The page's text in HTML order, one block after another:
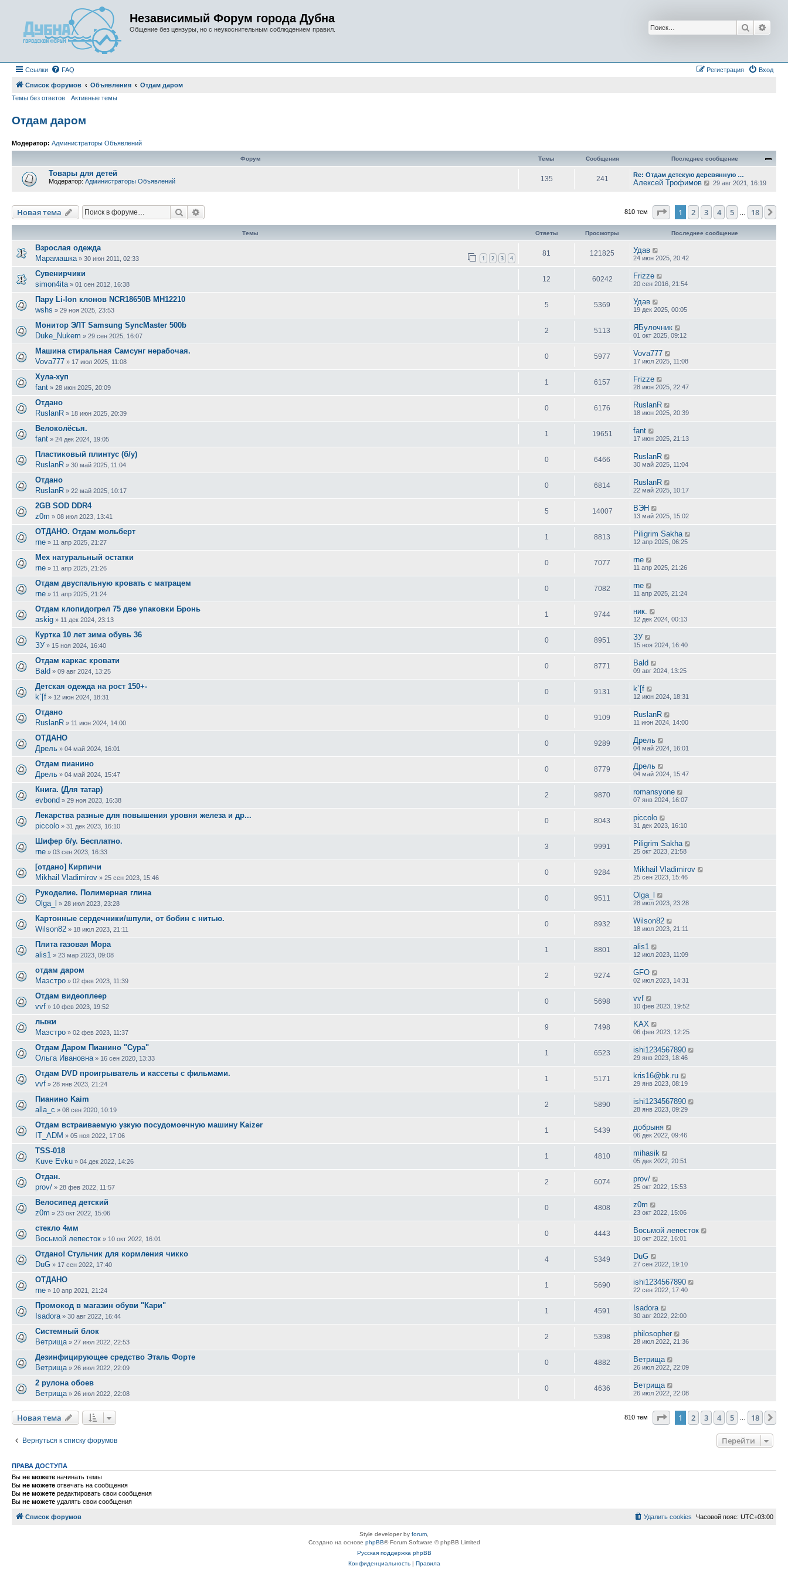
Независимый Форум города Дубна
Общение без цензуры, но с неукоснительным соблюдением правил. Поиск
Ссылки FAQ Вход
Регистрация
Список форумов Объявления
Отдам даром
Темы без ответов
Активные темы
Отдам даром
Модератор: Администраторы Объявлений
Форум Темы Сообщения Последнее сообщение
Товары для детей
Модератор: Администраторы Объявлений 135 241 Re: Отдам детскую деревянную …
Алексей Трофимов
П
т
и
к
е
е
29 авг 2021, 16:19
Новая тема Поиск 810 тем Страница1 из 18
1 2 3 4 5 18
Темы Ответы Просмотры Последнее сообщение
Взрослая одежда
Марамашка » 30 июн 2011, 02:33 1 2 3 4
81 121825 Удав
24 июн 2025, 20:42
Сувенирчики
simon4ita » 01 сен 2012, 16:38
12 60242 Frizze
20 сен 2016, 21:54
Пару Li-Ion клонов NCR18650B MH12210
wshs » 29 ноя 2025, 23:53
5 5369 Удав
19 дек 2025, 00:05
Монитор ЭЛТ Samsung SyncMaster 500b
Duke_Nukem » 29 сен 2025, 16:07
2 5113 ЯБулочник
01 окт 2025, 09:12
Машина стиральная Самсунг нерабочая.
Vova777 » 17 июл 2025, 11:08
0 5977 Vova777
17 июл 2025, 11:08
Хула-хуп
fant » 28 июн 2025, 20:09
1 6157 Frizze
28 июн 2025, 22:47
Отдано
RuslanR » 18 июн 2025, 20:39
0 6176 RuslanR
18 июн 2025, 20:39
Велоколёсья.
fant » 24 дек 2024, 19:05
1 19651 fant
17 июн 2025, 21:13
Пластиковый плинтус (б/у)
RuslanR » 30 май 2025, 11:04
0 6466 RuslanR
30 май 2025, 11:04
Отдано
RuslanR » 22 май 2025, 10:17
0 6814 RuslanR
22 май 2025, 10:17
2GB SOD DDR4
z0m » 08 июл 2023, 13:41
5 14007 ВЭН
13 май 2025, 15:02
ОТДАНО. Отдам мольберт
rne » 11 апр 2025, 21:27
1 8813 Piligrim Sakha
12 апр 2025, 06:25
Мех натуральный остатки
rne » 11 апр 2025, 21:26
0 7077 rne
11 апр 2025, 21:26
Отдам двуспальную кровать с матрацем
rne » 11 апр 2025, 21:24
0 7082 rne
11 апр 2025, 21:24
Отдам клопидогрел 75 две упаковки Бронь
askig » 11 дек 2024, 23:13
1 9744 ник.
12 дек 2024, 00:13
Куртка 10 лет зима обувь 36
ЗУ » 15 ноя 2024, 16:40
0 8951 ЗУ
15 ноя 2024, 16:40
Отдам каркас кровати
Bald » 09 авг 2024, 13:25
0 8771 Bald
09 авг 2024, 13:25
Детская одежда на рост 150+-
k`[f » 12 июн 2024, 18:31
0 9131 k`[f
12 июн 2024, 18:31
Отдано
RuslanR » 11 июн 2024, 14:00
0 9109 RuslanR
11 июн 2024, 14:00
ОТДАНО
Дрель » 04 май 2024, 16:01
0 9289 Дрель
04 май 2024, 16:01
Отдам пианино
Дрель » 04 май 2024, 15:47
0 8779 Дрель
04 май 2024, 15:47
Книга. (Для татар)
evbond » 29 ноя 2023, 16:38
2 9870 romansyone
07 янв 2024, 16:07
Лекарства разные для повышения уровня железа и др...
piccolo » 31 дек 2023, 16:10
0 8043 piccolo
31 дек 2023, 16:10
Шифер б/у. Бесплатно.
rne » 03 сен 2023, 16:33
3 9991 Piligrim Sakha
25 окт 2023, 21:58
[отдано] Кирпичи
Mikhail Vladimirov » 25 сен 2023, 15:46
0 9284 Mikhail Vladimirov
25 сен 2023, 15:46
Рукоделие. Полимерная глина
Olga_l
» 28 июл 2023, 23:28
0 9511 Olga_l
28 июл 2023, 23:28
Картонные сердечники/шпули, от бобин с нитью.
Wilson82 » 18 июл 2023, 21:11
0 8932 Wilson82
18 июл 2023, 21:11
Плита газовая Мора
alis1 » 23 мар 2023, 09:08
1 8801 alis1
12 июл 2023, 11:09
отдам даром
Маэстро » 02 фев 2023, 11:39
2 9274 GFO
02 июл 2023, 14:31
Отдам видеоплеер
vvf » 10 фев 2023, 19:52
0 5698 vvf
10 фев 2023, 19:52
лыжи
Маэстро » 02 фев 2023, 11:37
9 7498 KAX
06 фев 2023, 12:25
Отдам Даром Пианино "Сура"
Ольга Ивановна » 16 сен 2020, 13:33
1 6523 ishi1234567890
29 янв 2023, 18:46
Отдам DVD проигрыватель и кассеты с фильмами.
vvf » 28 янв 2023, 21:24
1 5171 kris16@bk.ru
29 янв 2023, 08:19
Пианино Kaim
alla_c » 08 сен 2020, 10:19
2 5890 ishi1234567890
28 янв 2023, 09:29
Отдам встраиваемую узкую посудомоечную машину Kaizer
IT_ADM » 05 ноя 2022, 17:06
1 5439 добрыня
06 дек 2022, 09:46
TSS-018
Kuve Evku » 04 дек 2022, 14:26
1 4810 mihasik
05 дек 2022, 20:51
Отдан.
prov/ » 28 фев 2022, 11:57
2 6074 prov/
25 окт 2022, 15:53
Велосипед детский
z0m » 23 окт 2022, 15:06
0 4808 z0m
23 окт 2022, 15:06
стекло 4мм
Восьмой лепесток » 10 окт 2022, 16:01
0 4443 Восьмой лепесток
10 окт 2022, 16:01
Отдано! Стульчик для кормления чикко
DuG » 17 сен 2022, 17:40
4 5349 DuG
27 сен 2022, 19:10
ОТДАНО
rne » 10 апр 2021, 21:24
1 5690 ishi1234567890
22 сен 2022, 17:40
Промокод в магазин обуви "Кари"
Isadora » 30 авг 2022, 16:44
1 4591 Isadora
30 авг 2022, 22:00
Системный блок
Ветрища » 27 июл 2022, 22:53
2 5398 philosopher
28 июл 2022, 21:36
Дезинфицирующее средство Эталь Форте
Ветрища » 26 июл 2022, 22:09
0 4882 Ветрища
26 июл 2022, 22:09
2 рулона обоев
Ветрища » 26 июл 2022, 22:08
0 4636 Ветрища
26 июл 2022, 22:08
Новая тема 810 тем Страница1 из 18
1 2 3 4 5 18
Вернуться к списку форумов Перейти
ПРАВА ДОСТУПА
Вы не можете начинать темы
Вы не можете отвечать на сообщения
Вы не можете редактировать свои сообщения
Вы не можете удалять свои сообщения
Список форумов Часовой пояс: UTC+03:00
Удалить cookies
Style developer by forum
Создано на основе phpBB® Forum Software © phpBB Limited
Русская поддержка phpBB
Конфиденциальность| Правила